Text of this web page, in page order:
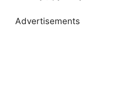
Advertisements